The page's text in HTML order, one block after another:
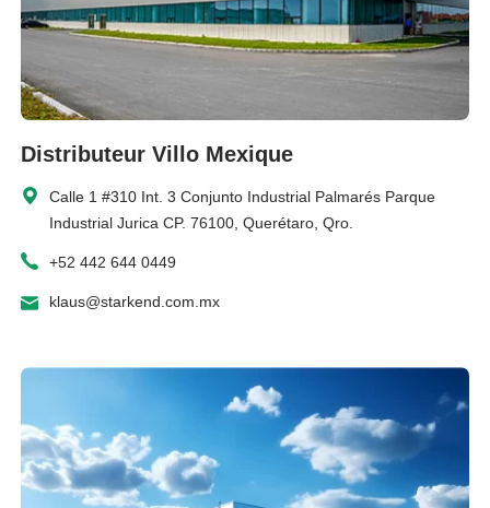
Distributeur Villo Mexique
Calle 1 #310 Int. 3 Conjunto Industrial Palmarés Parque
Industrial Jurica CP. 76100, Querétaro, Qro.
+52 442 644 0449
klaus@starkend.com.mx